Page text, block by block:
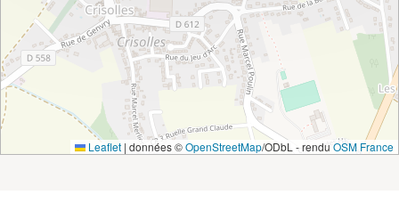
Leaflet | données ©OpenStreetMap/ODbL - rendu OSM France